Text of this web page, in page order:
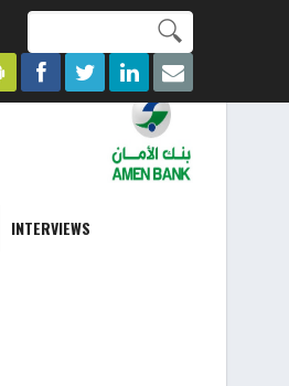
recherche
INTERVIEWS